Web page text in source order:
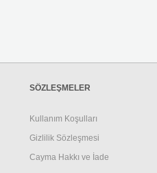
SÖZLEŞMELER
Kullanım Koşulları
Gizlilik Sözleşmesi
Cayma Hakkı ve İade